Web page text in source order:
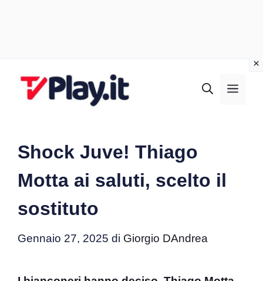
Shock Juve! Thiago
Motta ai saluti, scelto il
sostituto
Gennaio 27, 2025 di Giorgio DAndrea